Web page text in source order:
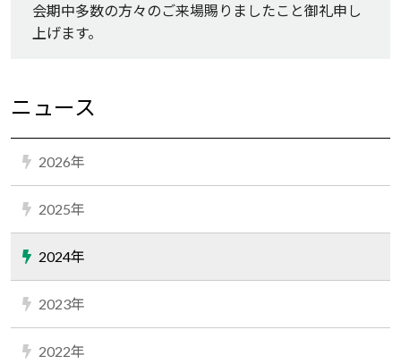
ニュース
2026年
2025年
2024年
2023年
2022年
会期中多数の方々のご来場賜りましたこと御礼申し
上げます。